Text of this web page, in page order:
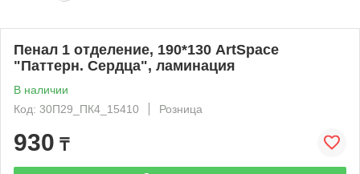
Пенал 1 отделение, 190*130 ArtSpace
"Паттерн. Сердца", ламинация
В наличии
Код: 30П29_ПК4_15410
Розница
930 ₸